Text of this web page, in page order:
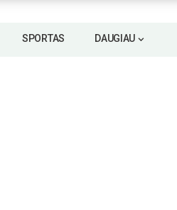
SPORTAS DAUGIAU